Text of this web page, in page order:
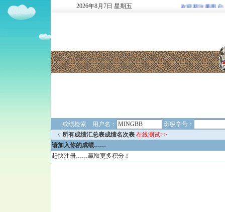
2026年8月 7日 星期五 欢迎新注册用户:
成绩检索 用户名：
班级学号：
v 所有成绩汇总表成绩名次表 在线测试>>
请加入你的成绩……
赶快注册……赢取更多积分！